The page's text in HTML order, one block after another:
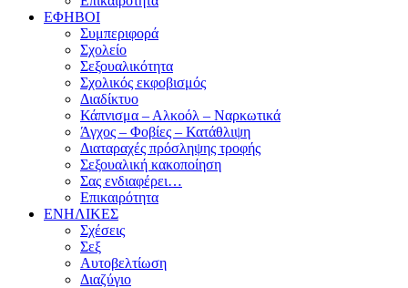
ΕΦΗΒΟΙ
Συμπεριφορά
Σχολείο
Σεξουαλικότητα
Σχολικός εκφοβισμός
Διαδίκτυο
Κάπνισμα – Αλκοόλ – Ναρκωτικά
Άγχος – Φοβίες – Κατάθλιψη
Διαταραχές πρόσληψης τροφής
Σεξουαλική κακοποίηση
Σας ενδιαφέρει…
Επικαιρότητα
ΕΝΗΛΙΚΕΣ
Σχέσεις
Σεξ
Αυτοβελτίωση
Διαζύγιο